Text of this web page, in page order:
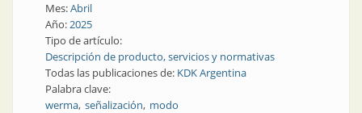
Mes:Abril
Año:2025
Tipo de artículo:
Descripción de producto, servicios y normativas
Todas las publicaciones de: KDK Argentina
Palabra clave:
werma señalización modo